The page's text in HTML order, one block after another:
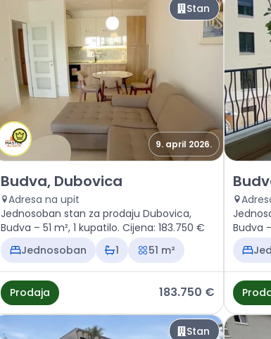
Stan
9. april 2026.
Prodaja - Stan Budva, Dubovica
Budva, Dubovica
Adresa na upit
Jednosoban stan za prodaju Dubovica,
Budva – 51 m², 1 kupatilo. Cijena: 183.750 €
Jednosoban
1 51 m²
Prodaja 183.750 €
Budva
Stan